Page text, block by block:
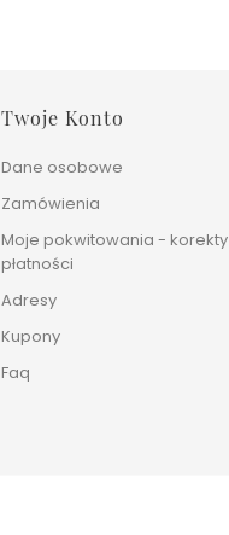
Twoje Konto
Dane osobowe
Zamówienia
Moje pokwitowania - korekty
płatności
Adresy
Kupony
Faq